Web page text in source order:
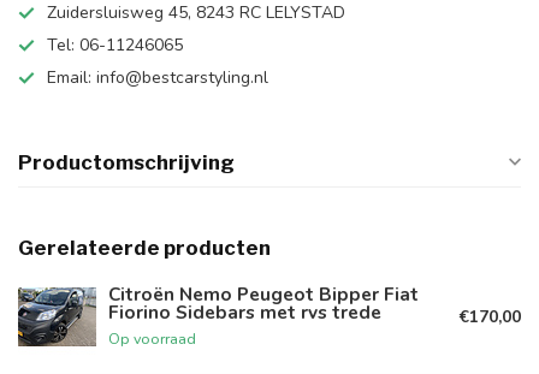
Zuidersluisweg 45, 8243 RC LELYSTAD
Tel: 06-11246065
Email: info@bestcarstyling.nl
Productomschrijving
Gerelateerde producten
Citroën Nemo Peugeot Bipper Fiat
Fiorino Sidebars met rvs trede
Op voorraad
€170,00